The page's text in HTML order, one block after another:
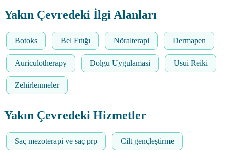
Yakın Çevredeki İlgi Alanları
Botoks Bel Fıtığı Nöralterapi Dermapen
Auriculotherapy Dolgu Uygulamasi Usui Reiki
Zehirlenmeler
Yakın Çevredeki Hizmetler
Saç mezoterapi ve saç prp Cilt gençleştirme